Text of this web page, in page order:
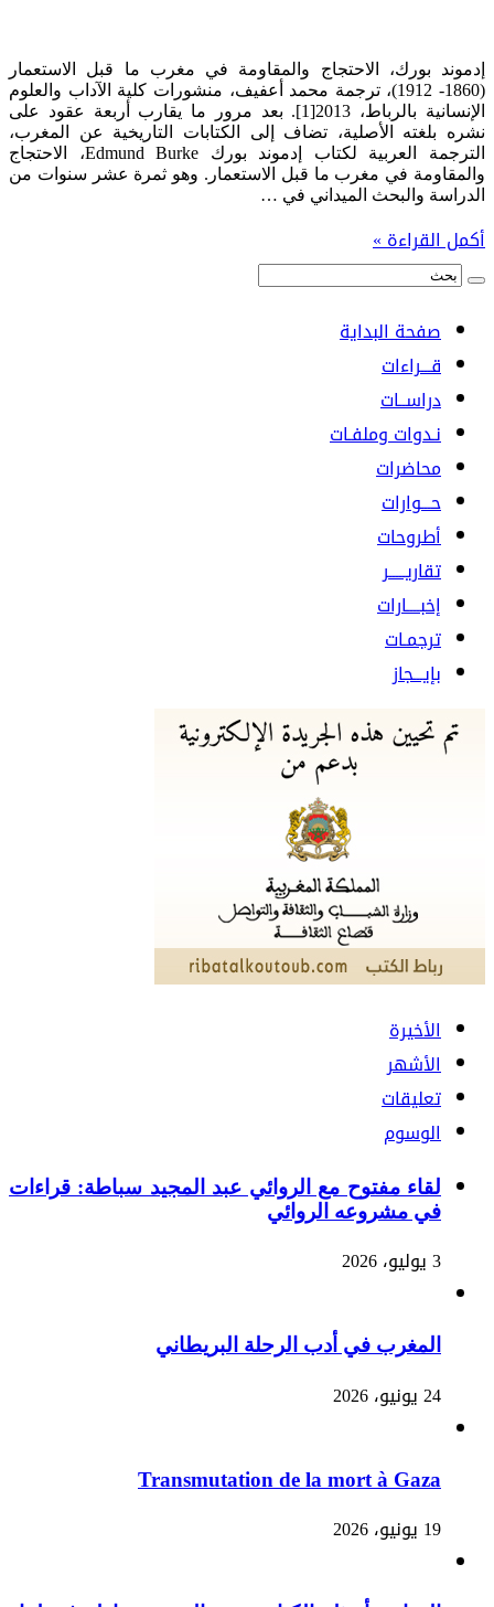
إدموند بورك، الاحتجاج والمقاومة في مغرب ما قبل الاستعمار
(1860- 1912)، ترجمة محمد أعفيف، منشورات كلية الآداب والعلوم
الإنسانية بالرباط، 2013[1]. بعد مرور ما يقارب أربعة عقود على
نشره بلغته الأصلية، تضاف إلى الكتابات التاريخية عن المغرب،
الترجمة العربية لكتاب إدموند بورك Edmund Burke، الاحتجاج
والمقاومة في مغرب ما قبل الاستعمار. وهو ثمرة عشر سنوات من
الدراسة والبحث الميداني في …
أكمل القراءة »
صفحة البداية
قـــراءات
دراســات
نـدوات وملفـات
محاضرات
حـــوارات
أطروحات
تقاريـــــر
إخبــــارات
ترجمـات
بإيـــجاز
الأخيرة
الأشهر
تعليقات
الوسوم
لقاء مفتوح مع الروائي عبد المجيد سباطة: قراءات
في مشروعه الروائي
3 يوليو، 2026
المغرب في أدب الرحلة البريطاني
24 يونيو، 2026
Transmutation de la mort à Gaza
19 يونيو، 2026